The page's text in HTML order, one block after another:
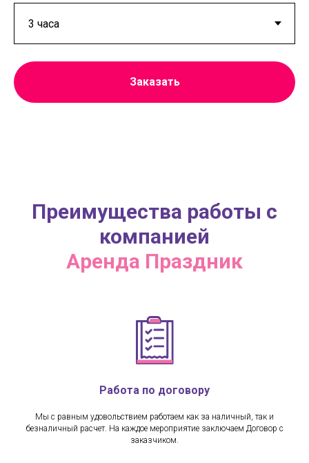
Заказать
Преимущества работы с
компанией
Аренда Праздник
Работа по договору
Мы с равным удовольствием работаем как за наличный, так и
безналичный расчет. На каждое мероприятие заключаем Договор с
заказчиком.